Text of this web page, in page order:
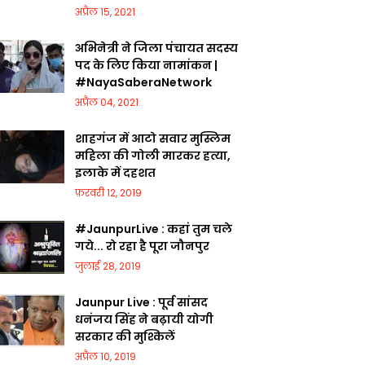
अप्रैल 15, 2021
अभिनेत्री ने जिला पंचायत सदस्य
पद के लिए किया नामांकन |
#NayaSaberaNetwork
अप्रैल 04, 2021
शाहगंज में आटो सवार मुस्लिम
महिला की गोली मारकर हत्या,
इलाके में दहशत
फ़रवरी 12, 2019
#JaunpurLive : कहां तुम चले
गये... रो रहा है पूरा जौनपुर
जुलाई 28, 2019
Jaunpur Live : पूर्व सांसद
धनंजय सिंह ने बढ़ायी योगी
सरकार की मुश्किलें
अप्रैल 10, 2019